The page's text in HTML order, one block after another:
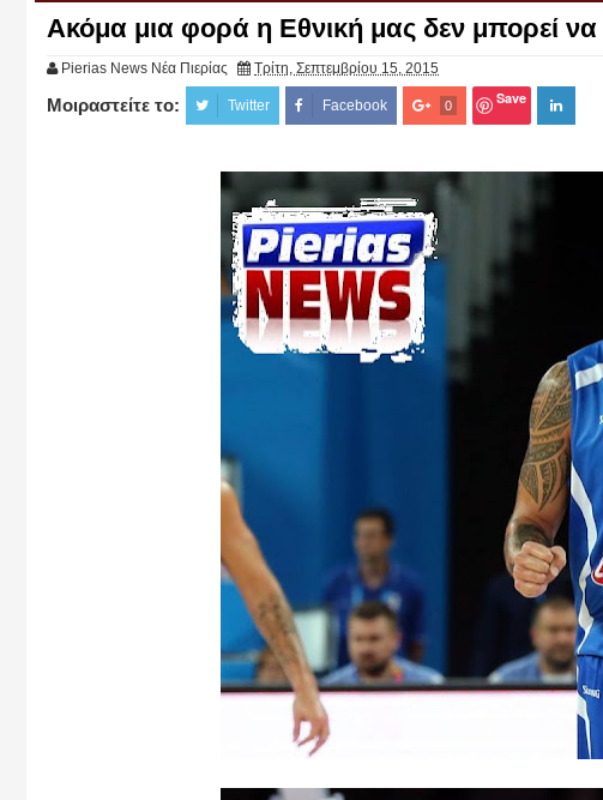
Ακόμα μια φορά η Εθνική μας δεν μπορεί να
Pierias News Νέα Πιερίας Τρίτη, Σεπτεμβρίου 15, 2015
Μοιραστείτε το: Twitter Facebook 0 Save